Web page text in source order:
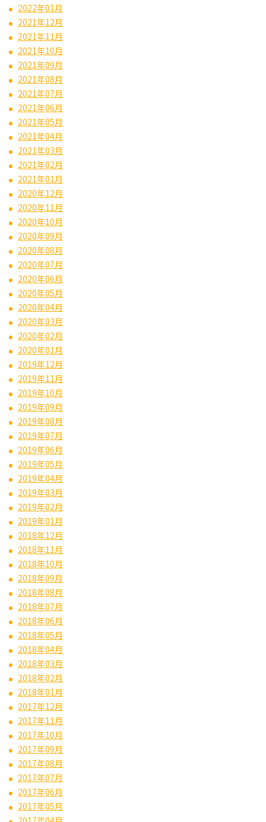
2022年01月
2021年12月
2021年11月
2021年10月
2021年09月
2021年08月
2021年07月
2021年06月
2021年05月
2021年04月
2021年03月
2021年02月
2021年01月
2020年12月
2020年11月
2020年10月
2020年09月
2020年08月
2020年07月
2020年06月
2020年05月
2020年04月
2020年03月
2020年02月
2020年01月
2019年12月
2019年11月
2019年10月
2019年09月
2019年08月
2019年07月
2019年06月
2019年05月
2019年04月
2019年03月
2019年02月
2019年01月
2018年12月
2018年11月
2018年10月
2018年09月
2018年08月
2018年07月
2018年06月
2018年05月
2018年04月
2018年03月
2018年02月
2018年01月
2017年12月
2017年11月
2017年10月
2017年09月
2017年08月
2017年07月
2017年06月
2017年05月